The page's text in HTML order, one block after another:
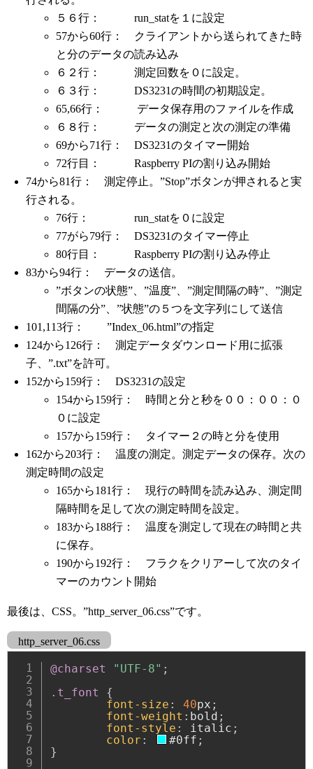
５６行： run_statを１に設定
57から60行： クライアントから送られてきた時
と分のデータの読み込み
６２行： 測定回数を０に設定。
６３行： DS3231の時間の初期設定。
65,66行： データ保存用のファイルを作成
６８行： データの測定と次の測定の準備
69から71行： DS3231のタイマー開始
72行目： Raspberry PIの割り込み開始
74から81行： 測定停止。”Stop”ボタンが押されると実
行される。
76行： run_statを０に設定
77がら79行： DS3231のタイマー停止
80行目： Raspberry PIの割り込み停止
83から94行： データの送信。
”ボタンの状態”、”温度”、”測定間隔の時”、”測定
間隔の分”、”状態”の５つを文字列にして送信
101,113行： ”Index_06.html”の指定
124から126行： 測定データダウンロード用に拡張
子、”.txt”を許可。
152から159行： DS3231の設定
154から159行： 時間と分と秒を００：００：０
０に設定
157から159行： タイマー２の時と分を使用
162から203行： 温度の測定。測定データの保存。次の
測定時間の設定
165から181行： 現行の時間を読み込み、測定間
隔時間を足して次の測定時間を設定。
183から188行： 温度を測定して現在の時間と共
に保存。
190から192行： フラクをクリアーして次のタイ
マーのカウント開始
最後は、CSS。”http_server_06.css”です。
http_server_06.css
@charset "UTF-8" ;
.t_font
{
font-size : 40px ;
font-weight : bold ;
font-style : italic ;
color : #0ff ;
}